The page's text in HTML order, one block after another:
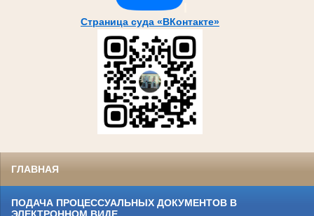
Страница суда «ВКонтакте»
ГЛАВНАЯ
ПОДАЧА ПРОЦЕССУАЛЬНЫХ ДОКУМЕНТОВ В